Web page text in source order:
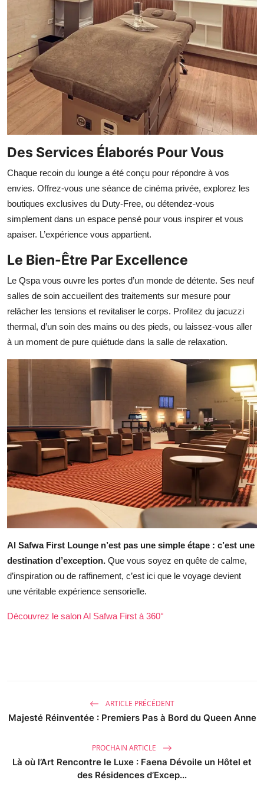
Des Services Élaborés Pour Vous
Chaque recoin du lounge a été conçu pour répondre à vos
envies. Offrez-vous une séance de cinéma privée, explorez les
boutiques exclusives du Duty-Free, ou détendez-vous
simplement dans un espace pensé pour vous inspirer et vous
apaiser. L’expérience vous appartient.
Le Bien-Être Par Excellence
Le Qspa vous ouvre les portes d’un monde de détente. Ses neuf
salles de soin accueillent des traitements sur mesure pour
relâcher les tensions et revitaliser le corps. Profitez du jacuzzi
thermal, d’un soin des mains ou des pieds, ou laissez-vous aller
à un moment de pure quiétude dans la salle de relaxation.
Al Safwa First Lounge n’est pas une simple étape : c’est une
destination d’exception. Que vous soyez en quête de calme,
d’inspiration ou de raffinement, c’est ici que le voyage devient
une véritable expérience sensorielle.
Découvrez le salon Al Safwa First à 360°
ARTICLE PRÉCÉDENT
Majesté Réinventée : Premiers Pas à Bord du Queen Anne
PROCHAIN ARTICLE
Là où l’Art Rencontre le Luxe : Faena Dévoile un Hôtel et
des Résidences d’Excep...